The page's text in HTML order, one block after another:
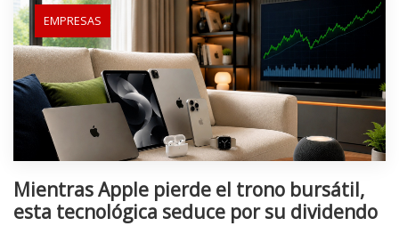
EMPRESAS
Mientras Apple pierde el trono bursátil,
esta tecnológica seduce por su dividendo